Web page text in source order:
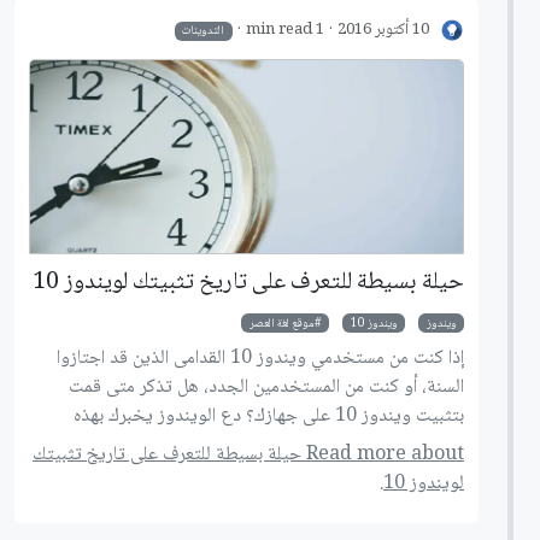
10 أكتوبر 2016 1 min read التدوينات
حيلة بسيطة للتعرف على تاريخ تثبيتك لويندوز 10
ويندوز ويندوز 10 موقع لغة العصر
إذا كنت من مستخدمي ويندوز 10 القدامى الذين قد اجتازوا
السنة، أو كنت من المستخدمين الجدد، هل تذكر متى قمت
بتثبيت ويندوز 10 على جهازك؟ دع الويندوز يخبرك بهذه
الحيلة البسيطة.
Read more about حيلة بسيطة للتعرف على تاريخ تثبيتك
لويندوز 10.